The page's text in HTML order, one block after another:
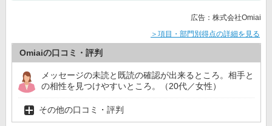
広告：株式会社Omiai
＞項目・部門別得点の詳細を見る
Omiaiの口コミ・評判
メッセージの未読と既読の確認が出来るところ。相手と
の相性を見つけやすいところ。（20代／女性）
その他の口コミ・評判